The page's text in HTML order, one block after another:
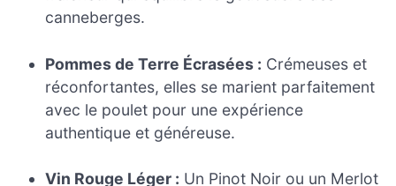
canneberges.
Pommes de Terre Écrasées : Crémeuses et
réconfortantes, elles se marient parfaitement
avec le poulet pour une expérience
authentique et généreuse.
Vin Rouge Léger : Un Pinot Noir ou un Merlot